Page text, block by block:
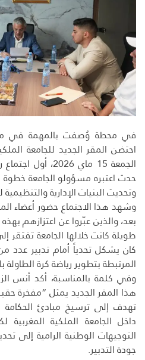
في محطة وُصفت بالمهمة في
احتضن المقر الجديد للجامعة
الجمعة 15 ماي
حدث اعتبره مسؤولو الجامعة خطوة
وتحديث البنيات الإدارية والتنظيمية
وشهد هذا الاجتماع حضور أعضاء
بعد، والذين عبّروا عن اعتزازهم
طويلة كانت خلالها الجامعة تفتقر
كان يشكل تحدياً أمام تدبير عدد
المرتبطة بتطوير رياضة كرة الطاولة
وفي كلمة بالمناسبة، أكد أنس
هذا المقر الجديد يمثل “مفخرة
تهدف إلى ترسيخ مبادئ الحكامة
داخل الجامعة الملكية
التوجيهات الوطنية الرامية إلى
جودة التدبير.